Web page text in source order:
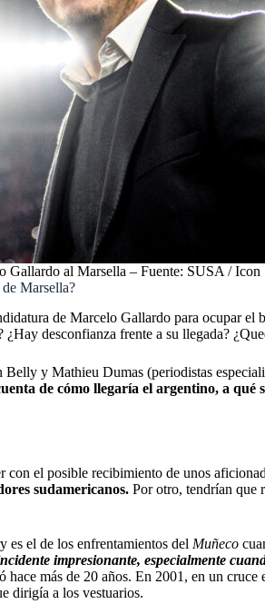
Gallardo al Marsella – Fuente: SUSA / Icon
Marsella?
de Marcelo Gallardo para ocupar el
¿Hay desconfianza frente a su llegada?
y Mathieu Dumas (periodistas
de cómo llegaría el argentino, a qué
con el posible recibimiento de unos
sudamericanos. Por otro, tendrían que
es el de los enfrentamientos del Muñeco
impresionante, especialmente
más de 20 años. En 2001, en un
dirigía a los vestuarios.